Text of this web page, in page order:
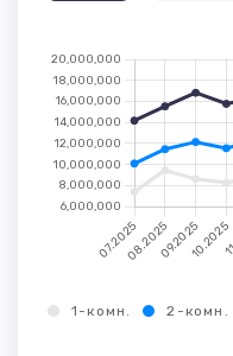
1-комн. 2-комн.